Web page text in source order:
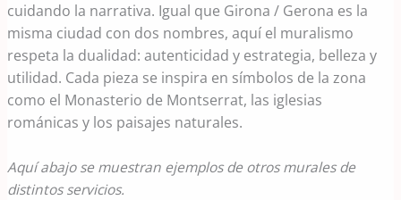
cuidando la narrativa. Igual que Girona / Gerona es la
misma ciudad con dos nombres, aquí el muralismo
respeta la dualidad: autenticidad y estrategia, belleza y
utilidad. Cada pieza se inspira en símbolos de la zona
como el Monasterio de Montserrat, las iglesias
románicas y los paisajes naturales.
Aquí abajo se muestran ejemplos de otros murales de
distintos servicios.